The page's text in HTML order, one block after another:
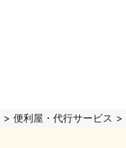
便利屋・代行サービス